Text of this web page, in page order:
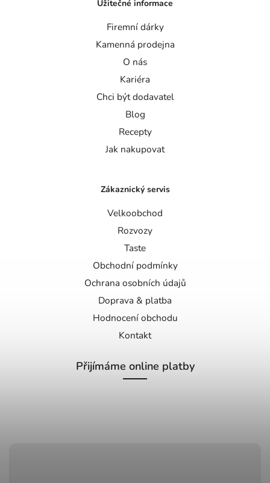
Užitečné informace
Firemní dárky
Kamenná prodejna
O nás
Kariéra
Chci být dodavatel
Blog
Recepty
Jak nakupovat
Zákaznický servis
Velkoobchod
Rozvozy
Taste
Obchodní podmínky
Ochrana osobních údajů
Doprava & platba
Hodnocení obchodu
Kontakt
Přijímáme online platby